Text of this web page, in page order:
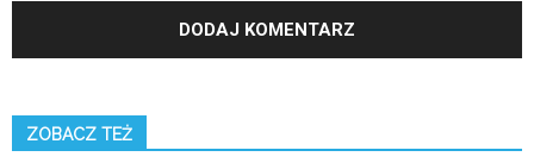
ZOBACZ TEŻ